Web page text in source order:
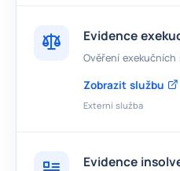
Evidence
Ověření
Zobrazit službu
Externí služba
Evidence